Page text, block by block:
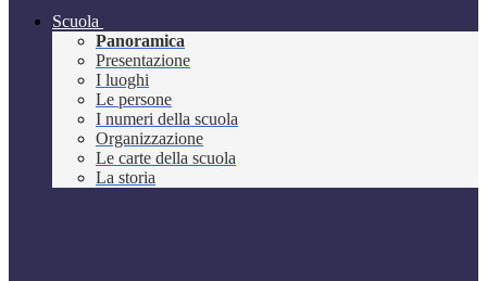
Scuola
Panoramica
Presentazione
I luoghi
Le persone
I numeri della scuola
Organizzazione
Le carte della scuola
La storia